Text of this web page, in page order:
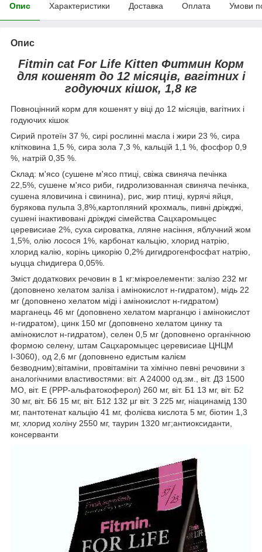
Опис Характеристики Доставка Оплата Умови
Опис
Fitmin cat For Life Kitten Фитмин Корм
для кошенят до 12 місяців, вагітних і
годуючих кішок, 1,8 кг
Повноцінний корм для кошенят у віці до 12 місяців, вагітних і
годуючих кішок
Сирий протеїн 37 %, сирі рослинні масла і жири 23 %, сира
клітковина 1,5 %, сира зола 7,3 %, кальцій 1,1 %, фосфор 0,9
%, натрій 0,35 %.
Склад: м'ясо (сушене м'ясо птиці, свіжа свиняча печінка
22,5%, сушене м'ясо риби, гидролизованная свиняча печінка,
сушена яловичина і свинина), рис, жир птиці, курячі яйця,
бурякова пульпа 3,8%,картопляний крохмаль, пивні дріжджі,
сушені інактивовані дріжджі сімейства Сацхаромыцес
церевисиае 2%, суха сироватка, лляне насіння, яблучний жом
1,5%, олію лосося 1%, карбонат кальцію, хлорид натрію,
хлорид калію, корінь цикорію 0,2% дигидрогенфосфат натрію,
ыуцца сһидигера 0,05%.
Зміст додаткових речовин в 1 кг:мікроелементи: залізо 232 мг
(доповнено хелатом заліза і амінокислот н-гидратом), мідь 22
мг (доповнено хелатом міді і амінокислот н-гидратом)
марганець 46 мг (доповнено хелатом марганцю і амінокислот
н-гидратом), цинк 150 мг (доповнено хелатом цинку та
амінокислот н-гидратом), селен 0,5 мг (доповнено органічною
формою селену, штам Сацхаромыцес церевисиае ЦНЦМ
І-3060), од 2,6 мг (доповнено едистым калієм
безводним);вітаміни, провітаміни та хімічно певні речовини з
аналогічними властивостями: віт. A 24000 од.зм., віт. Д3 1500
МО, віт. E (РРР-альфатокоферол) 260 мг, віт. Б1 13 мг, віт. Б2
30 мг, віт. Б6 15 мг, віт. Б12 132 µг віт. З 225 мг, ніацинамід 130
мг, пантотенат кальцію 41 мг, фолієва кислота 5 мг, біотин 1,3
мг, хлорид холіну 2550 мг, таурин 1320 мг;антиоксиданти,
консерванти